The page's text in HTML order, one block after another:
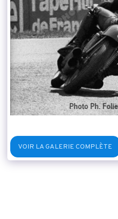
VOIR LA GALERIE COMPLÈTE